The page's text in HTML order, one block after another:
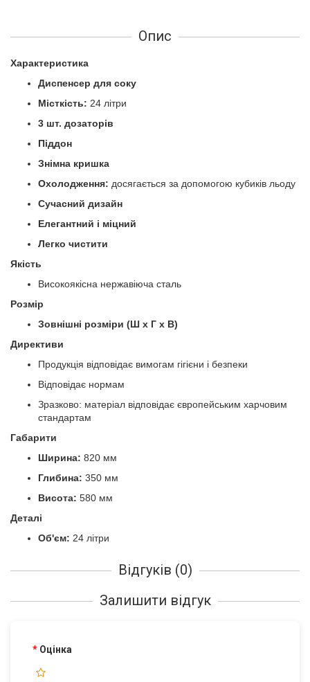
Опис
Характеристика
Диспенсер для соку
Місткість: 24 літри
3 шт. дозаторів
Піддон
Знімна кришка
Охолодження: досягається за допомогою кубиків льоду
Сучасний дизайн
Елегантний і міцний
Легко чистити
Якість
Високоякісна нержавіюча сталь
Розмір
Зовнішні розміри (Ш x Г x В)
Директиви
Продукція відповідає вимогам гігієни і безпеки
Відповідає нормам
Зразково: матеріал відповідає європейським харчовим
стандартам
Габарити
Ширина: 820 мм
Глибина: 350 мм
Висота: 580 мм
Деталі
Об'єм: 24 літри
Відгуків (0)
Залишити відгук
Оцінка